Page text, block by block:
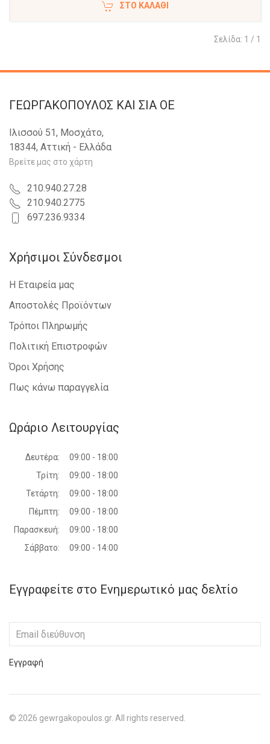
ΣΤΟ ΚΑΛΆΘΙ
Σελίδα: 1 / 1
ΓΕΩΡΓΑΚΟΠΟΥΛΟΣ KAI ΣΙΑ OE
Ιλισσού 51, Μοσχάτο,
18344, Αττική - Ελλάδα
Βρείτε μας στο χάρτη
210.940.27.28
210.940.2775
697.236.9334
Χρήσιμοι Σύνδεσμοι
Η Εταιρεία μας
Αποστολές Προϊόντων
Τρόποι Πληρωμής
Πολιτική Επιστροφών
Όροι Χρήσης
Πως κάνω παραγγελία
Ωράριο Λειτουργίας
Δευτέρα:
09:00 - 18:00
Τρίτη:
09:00 - 18:00
Τετάρτη:
09:00 - 18:00
Πέμπτη:
09:00 - 18:00
Παρασκευή:
09:00 - 18:00
Σάββατο:
09:00 - 14:00
Εγγραφείτε στο Ενημερωτικό μας δελτίο
Εγγραφή
© 2026 gewrgakopoulos.gr. All rights reserved.